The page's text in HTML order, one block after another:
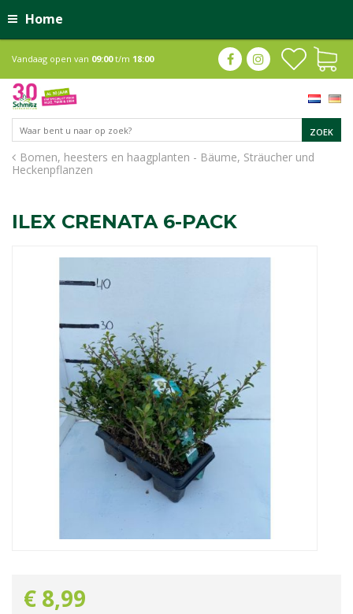
Home
Bomen, heesters en haagplanten - Bäume, Sträucher und
Heckenpflanzen
Vandaag open van 09:00t/m 18:00
ILEX CRENATA 6-PACK
€ 8,99